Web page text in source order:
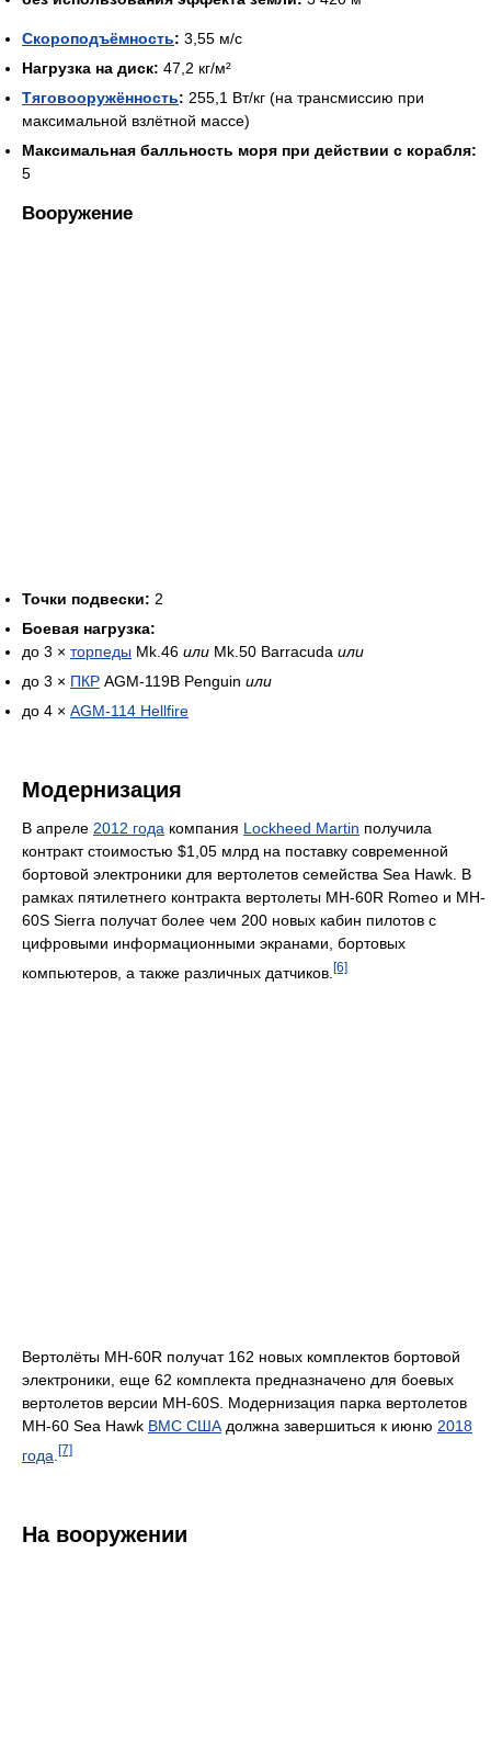
Скороподъёмность: 3,55 м/с
Нагрузка на диск: 47,2 кг/м²
Тяговооружённость: 255,1 Вт/кг (на трансмиссию при
максимальной взлётной массе)
Максимальная балльность моря при действии с корабля:
5
Вооружение
Точки подвески: 2
Боевая нагрузка:
до 3 × торпеды Mk.46 или Mk.50 Barracuda или
до 3 × ПКР AGM-119B Penguin или
до 4 × AGM-114 Hellfire
Модернизация
В апреле 2012 года компания Lockheed Martin получила
контракт стоимостью $1,05 млрд на поставку современной
бортовой электроники для вертолетов семейства Sea Hawk. В
рамках пятилетнего контракта вертолеты MH-60R Romeo и MH-
60S Sierra получат более чем 200 новых кабин пилотов с
цифровыми информационными экранами, бортовых
компьютеров, а также различных датчиков. [6]
Вертолёты MH-60R получат 162 новых комплектов бортовой
электроники, еще 62 комплекта предназначено для боевых
вертолетов версии MH-60S. Модернизация парка вертолетов
MH-60 Sea Hawk ВМС США должна завершиться к июню 2018
года [7]
На вооружении